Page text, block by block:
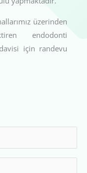
üzerinden
endodonti
için randevu